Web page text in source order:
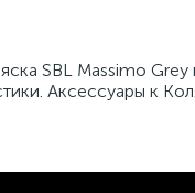
SBL Massimo
Аксессуары к